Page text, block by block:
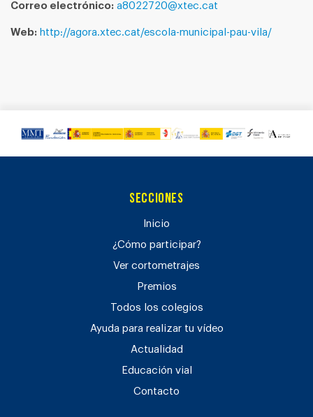
Correo electrónico: a8022720@xtec.cat
Web: http://agora.xtec.cat/escola-municipal-pau-vila/
Secciones
Inicio
¿Cómo participar?
Ver cortometrajes
Premios
Todos los colegios
Ayuda para realizar tu vídeo
Actualidad
Educación vial
Contacto